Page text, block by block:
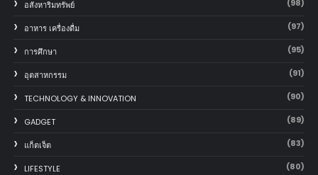
อสังหาริมทรัพย์ (98)
อาหาร เครื่องดื่ม (97)
การศึกษา (95)
อุตสาหกรรม (91)
TECHNOLOGY & INNOVATION (90)
GADGET (89)
แก็ตเจ็ต (83)
LIFESTYLE (80)